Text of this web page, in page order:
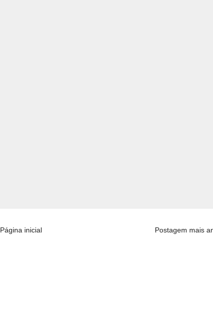
Postagem mais
Página inicial